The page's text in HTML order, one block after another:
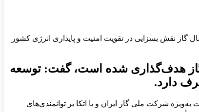
گاز نقش بسزایی در تقویت امنیت و پایداری انرژی کشور
گاز هدف‌گذاری شده است، گفت: توسعه
دارد.
شرکت ملی گاز ایران و با اتکا بر توانمندی‌های